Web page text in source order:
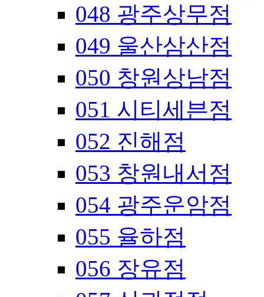
048 광주상무점
049 울산삼산점
050 창원상남점
051 시티세븐점
052 진해점
053 창원내서점
054 광주운암점
055 율하점
056 장유점